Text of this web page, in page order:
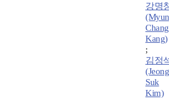
강명
Chang
Kang)
;
김정
Suk
Kim)